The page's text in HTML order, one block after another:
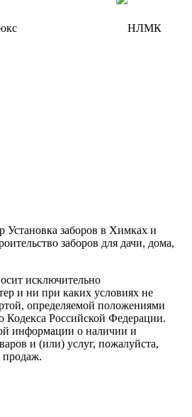
Установка заборов в Химках и
заборов для дачи, дома,
исключительно
и ни при каких условиях не
определяемой положениями
Кодекса Российской Федерации.
информации о наличии и
и (или) услуг, пожалуйста,
продаж.